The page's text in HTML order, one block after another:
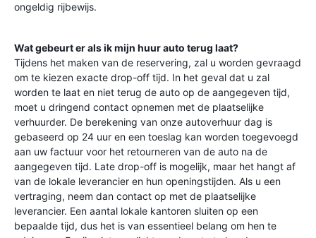
ongeldig rijbewijs.
Wat gebeurt er als ik mijn huur auto terug laat?
Tijdens het maken van de reservering, zal u worden gevraagd
om te kiezen exacte drop-off tijd. In het geval dat u zal
worden te laat en niet terug de auto op de aangegeven tijd,
moet u dringend contact opnemen met de plaatselijke
verhuurder. De berekening van onze autoverhuur dag is
gebaseerd op 24 uur en een toeslag kan worden toegevoegd
aan uw factuur voor het retourneren van de auto na de
aangegeven tijd. Late drop-off is mogelijk, maar het hangt af
van de lokale leverancier en hun openingstijden. Als u een
vertraging, neem dan contact op met de plaatselijke
leverancier. Een aantal lokale kantoren sluiten op een
bepaalde tijd, dus het is van essentieel belang om hen te